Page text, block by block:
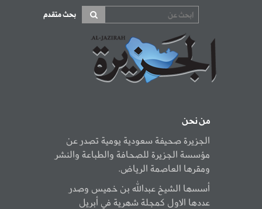
بحث متقدم
من نحن
الجزيرة صحيفة سعودية يومية تصدر عن
مؤسسة الجزيرة للصحافة والطباعة والنشر
ومقرها العاصمة الرياض.
أسسها الشيخ عبدالله بن خميس وصدر
عددها الاول كمجلة شهرية في أبريل